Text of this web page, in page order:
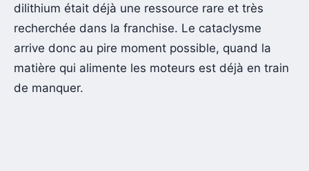
dilithium était déjà une ressource rare et très
recherchée dans la franchise. Le cataclysme
arrive donc au pire moment possible, quand la
matière qui alimente les moteurs est déjà en train
de manquer.